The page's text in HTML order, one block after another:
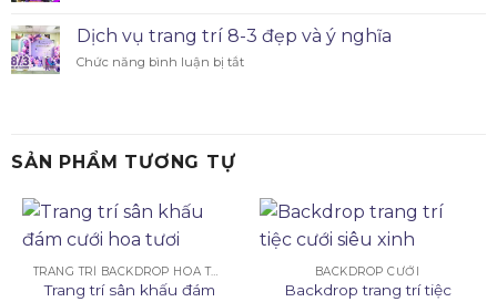
Dịch vụ trang trí 8-3 đẹp và ý nghĩa
Chức năng bình luận bị tắt
SẢN PHẨM TƯƠNG TỰ
TRANG TRÍ BACKDROP HOA TƯƠI
Trang trí sân khấu đám
BACKDROP CƯỚI
Backdrop trang trí tiệc